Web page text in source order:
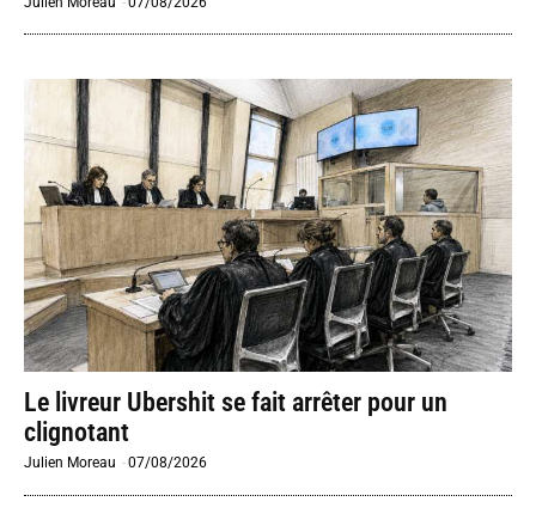
Le livreur Ubershit se fait arrêter pour un
clignotant
Julien Moreau -07/08/2026